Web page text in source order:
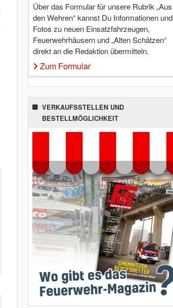
Über das Formular für unsere Rubrik „Aus
den Wehren“ kannst Du Informationen und
Fotos zu neuen Einsatzfahrzeugen,
Feuerwehrhäusern und „Alten Schätzen“
direkt an die Redaktion übermitteln.
Zum Formular
VERKAUFSSTELLEN UND
BESTELLMÖGLICHKEIT